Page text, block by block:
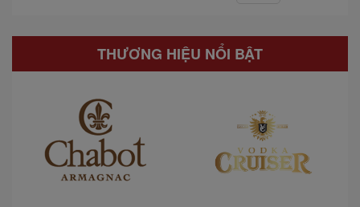
THƯƠNG HIỆU NỔI BẬT